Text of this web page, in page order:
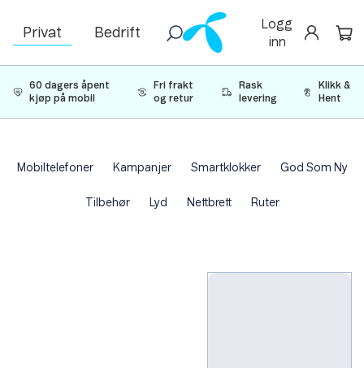
Privat Bedrift
Logg
inn
60 dagers åpent
kjøp på mobil
Fri frakt
og retur
Rask
levering
Klikk &
Hent
Mobiltelefoner Kampanjer Smartklokker God Som Ny
Tilbehør Lyd Nettbrett Ruter